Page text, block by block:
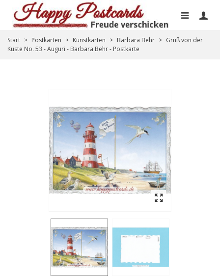
Start > Postkarten > Kunstkarten > Barbara Behr > Gruß von der
Küste No. 53 - Auguri - Barbara Behr - Postkarte